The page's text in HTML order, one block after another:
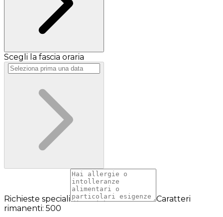
Scegli la fascia oraria
Richieste speciali
Caratteri
rimanenti: 500